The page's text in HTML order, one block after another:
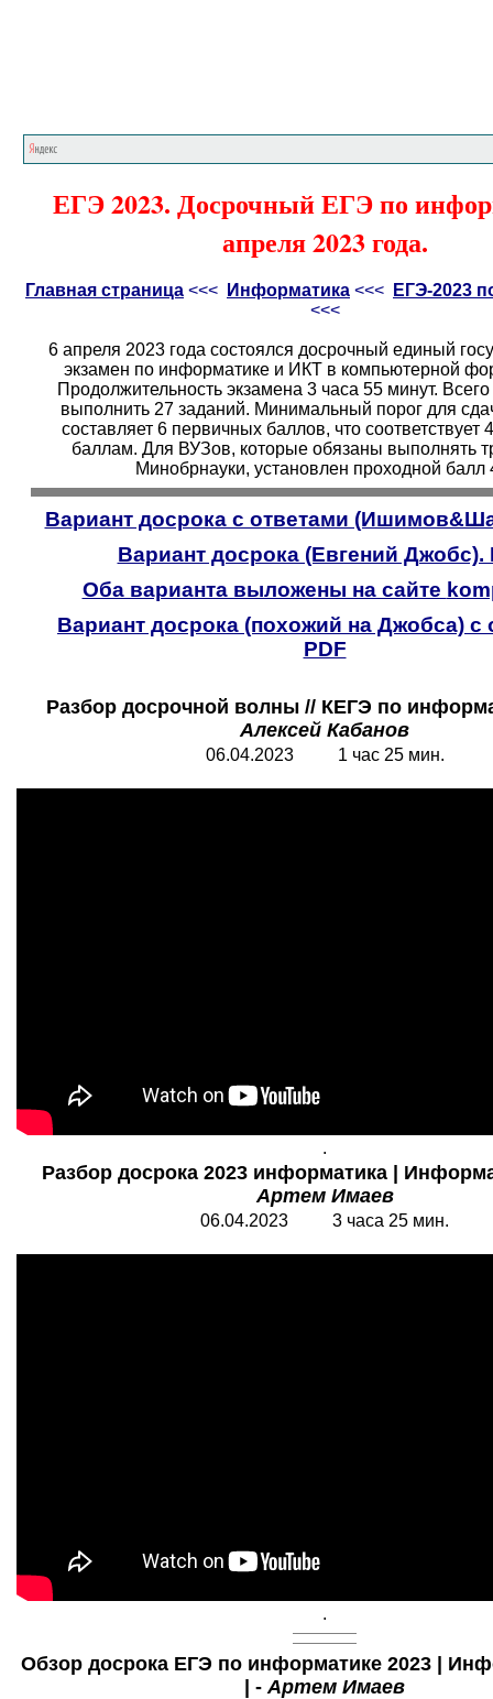
ЕГЭ 2023. Досрочный ЕГЭ по
апреля 2023 года.
Главная страница <<< Информатика <<<
ЕГЭ-2023
<<<
6 апреля 2023 года состоялся досрочный единый
экзамен по информатике и ИКТ в компьютерной
Продолжительность экзамена 3 часа 55 минут.
выполнить 27 заданий. Минимальный порог для
составляет 6 первичных баллов, что соответствует
баллам. Для ВУЗов, которые обязаны выполнять
Минобрнауки, установлен проходной балл
Вариант досрока с ответами
Вариант досрока (Евгений Джобс).
Оба варианта выложены на сайте
Вариант досрока (похожий на Джобса) с
PDF
Разбор досрочной волны // КЕГЭ по
Алексей Кабанов
06.04.2023 1 час 25 мин.
.
Разбор досрока 2023 информатика |
Артем Имаев
06.04.2023 3 часа 25 мин.
.
Обзор досрока ЕГЭ по информатике 2023 |
| -Артем Имаев